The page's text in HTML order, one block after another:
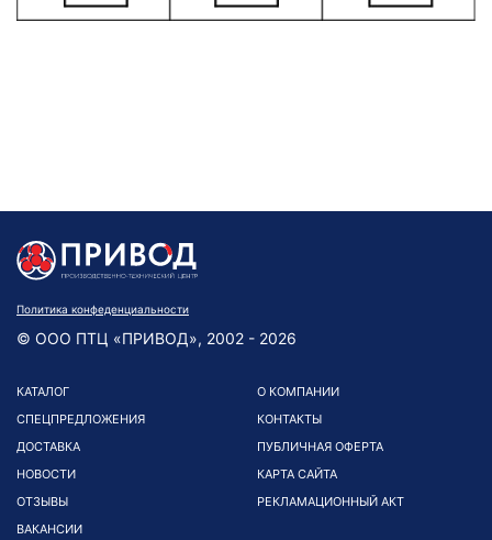
Политика конфеденциальности
© ООО ПТЦ «ПРИВОД», 2002 - 2026
КАТАЛОГ
СПЕЦПРЕДЛОЖЕНИЯ
ДОСТАВКА
НОВОСТИ
ОТЗЫВЫ
ВАКАНСИИ
О КОМПАНИИ
КОНТАКТЫ
ПУБЛИЧНАЯ ОФЕРТА
КАРТА САЙТА
РЕКЛАМАЦИОННЫЙ АКТ